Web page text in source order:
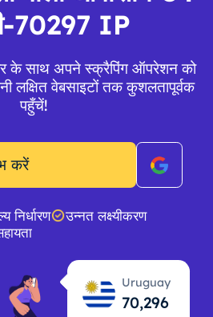
70297 IP
के साथ अपने स्क्रैपिंग ऑपरेशन को
लक्षित वेबसाइटों तक कुशलतापूर्वक
पहुँचें!
करें
निर्धारण
उन्नत लक्ष्यीकरण
Uruguay
70,297